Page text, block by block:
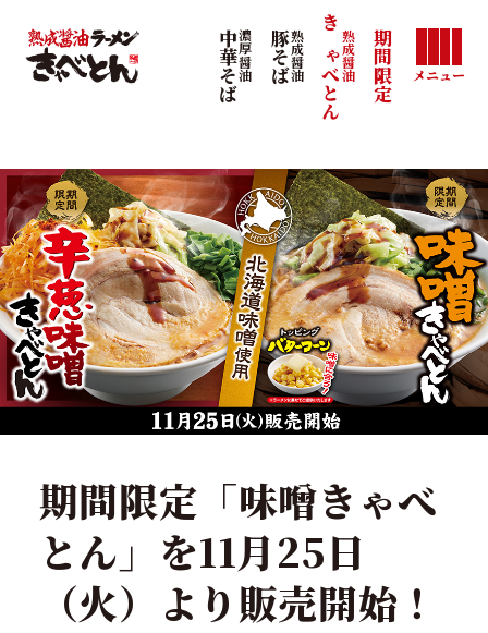
期間限定
熟成醤油
きゃべとん
熟成醤油
豚そば
濃厚醤油
中華そば メニュー
期間限定「味噌きゃべ
とん」を11月25日
（火）より販売開始！